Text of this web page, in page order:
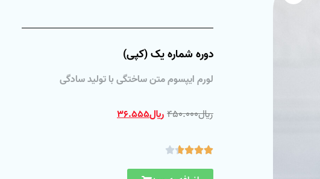
دوره شماره یک (کپی)
لورم ایپسوم متن ساختگی با تولید سادگی
﷼۴۵۰.۰۰۰﷼۳۶.۵۵۵




